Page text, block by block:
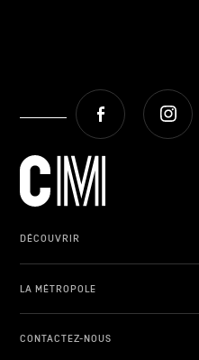
Facebook
DÉCOUVRIR
LA MÉTROPOLE
CONTACTEZ-NOUS